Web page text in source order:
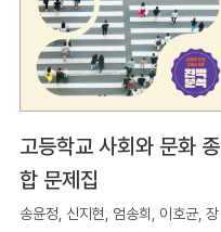
고등학교 사회와 문화 종
합 문제집
송윤정, 신지현, 엄송희, 이호균, 장